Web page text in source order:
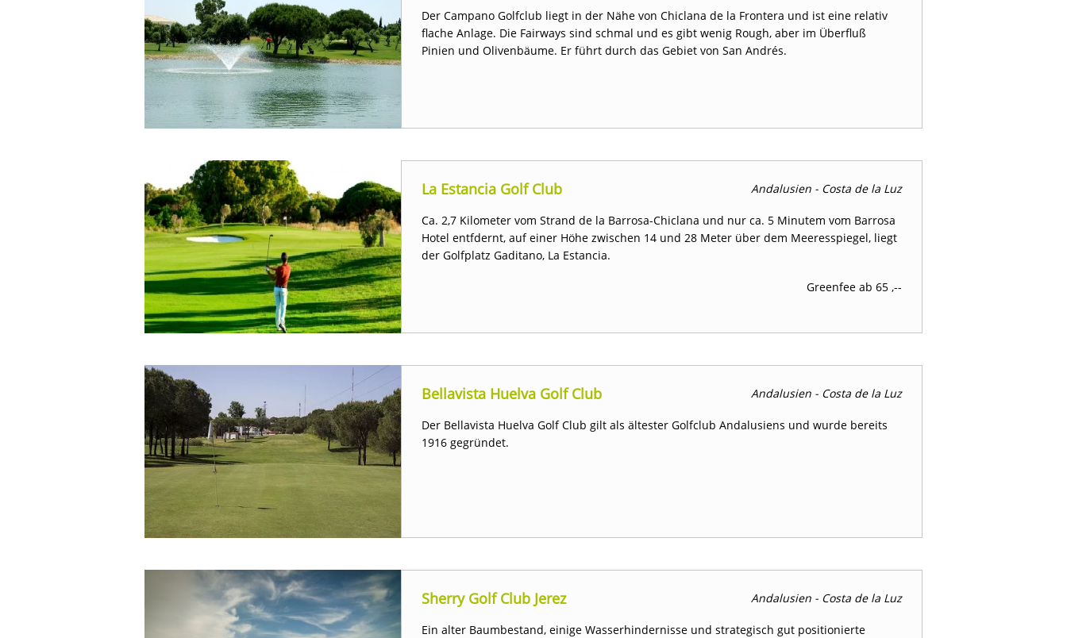
Der Campano Golfclub liegt in der Nähe von Chiclana de la Frontera und ist eine relativ
flache Anlage. Die Fairways sind schmal und es gibt wenig Rough, aber im Überfluß
Pinien und Olivenbäume. Er führt durch das Gebiet von San Andrés.
Andalusien - Costa de la Luz
La Estancia Golf Club
Ca. 2,7 Kilometer vom Strand de la Barrosa-Chiclana und nur ca. 5 Minutem vom Barrosa
Hotel entfdernt, auf einer Höhe zwischen 14 und 28 Meter über dem Meeresspiegel, liegt
der Golfplatz Gaditano, La Estancia.
Greenfee ab 65 ,--
Andalusien - Costa de la Luz
Bellavista Huelva Golf Club
Der Bellavista Huelva Golf Club gilt als ältester Golfclub Andalusiens und wurde bereits
1916 gegründet.
Andalusien - Costa de la Luz
Sherry Golf Club Jerez
Ein alter Baumbestand, einige Wasserhindernisse und strategisch gut positionierte